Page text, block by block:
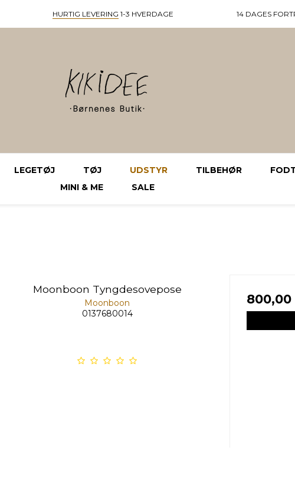
HURTIG LEVERING 1-3 HVERDAGE 14 DAGES
LEGETØJ TØJ UDSTYR TILBEHØR
MINI & ME
SALE
Moonboon Tyngdesovepose
Moonboon
0137680014
800,00